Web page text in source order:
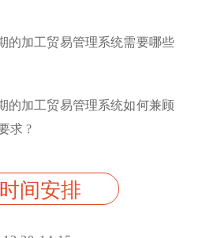
的加工贸易管理系统需要哪些
的加工贸易管理系统如何兼顾
求 ?
时间安排